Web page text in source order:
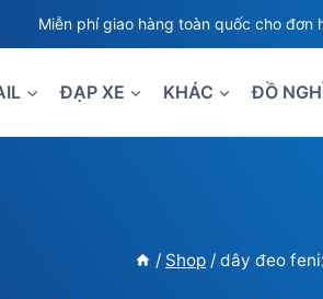
Miễn phí giao hàng toàn quốc cho đơn
ĐẠP XE KHÁC ĐỒ
/ Shop / dây đeo